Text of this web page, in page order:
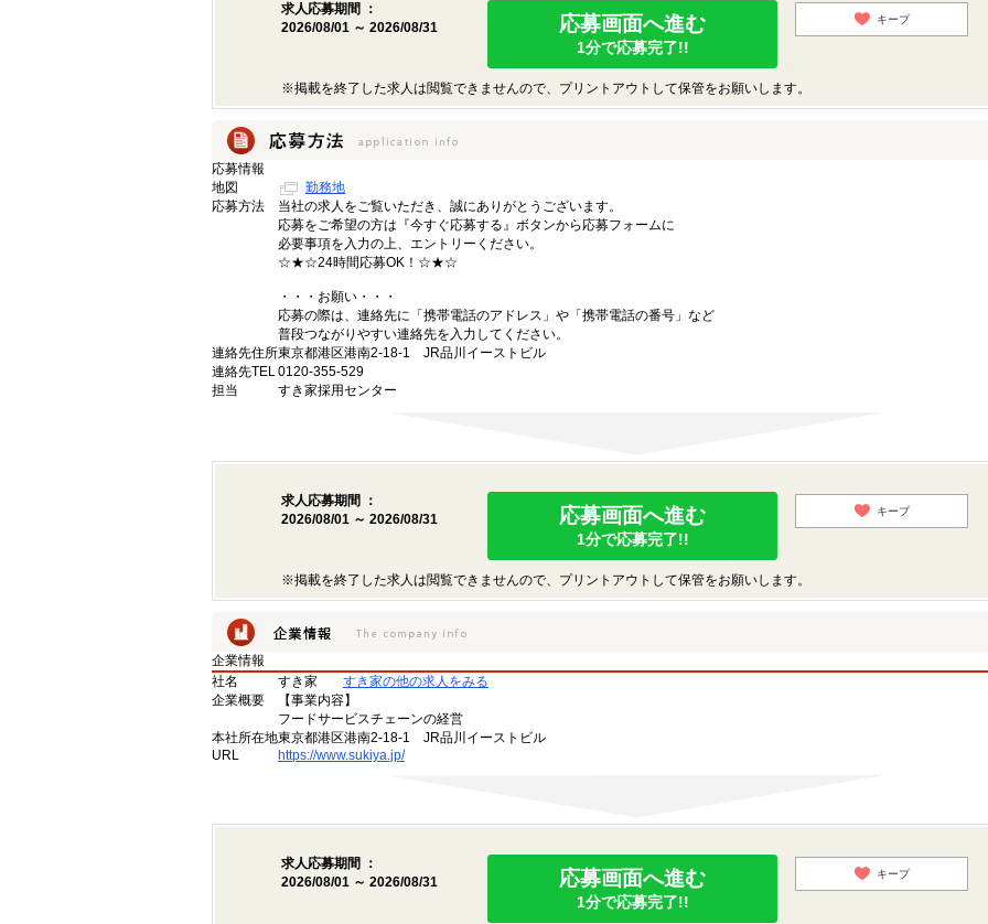
求人応募期間 ：
2026/08/01 ～ 2026/08/31
応募画面へ進む
1分で応募完了!!
キープ
※掲載を終了した求人は閲覧できませんので、プリントアウトして保管をお願いします。
応募情報
地図
勤務地
応募方法
当社の求人をご覧いただき、誠にありがとうございます。
応募をご希望の方は『今すぐ応募する』ボタンから応募フォームに
必要事項を入力の上、エントリーください。
☆★☆24時間応募OK！☆★☆
・・・お願い・・・
応募の際は、連絡先に「携帯電話のアドレス」や「携帯電話の番号」など
普段つながりやすい連絡先を入力してください。
連絡先住所東京都港区港南2-18-1 JR品川イーストビル
連絡先TEL0120-355-529
担当
すき家採用センター
求人応募期間 ：
2026/08/01 ～ 2026/08/31
応募画面へ進む
1分で応募完了!!
キープ
※掲載を終了した求人は閲覧できませんので、プリントアウトして保管をお願いします。
企業情報
社名
すき家
すき家の他の求人をみる
企業概要
【事業内容】
フードサービスチェーンの経営
本社所在地東京都港区港南2-18-1 JR品川イーストビル
URL
https://www.sukiya.jp/
求人応募期間 ：
2026/08/01 ～ 2026/08/31
応募画面へ進む
1分で応募完了!!
キープ